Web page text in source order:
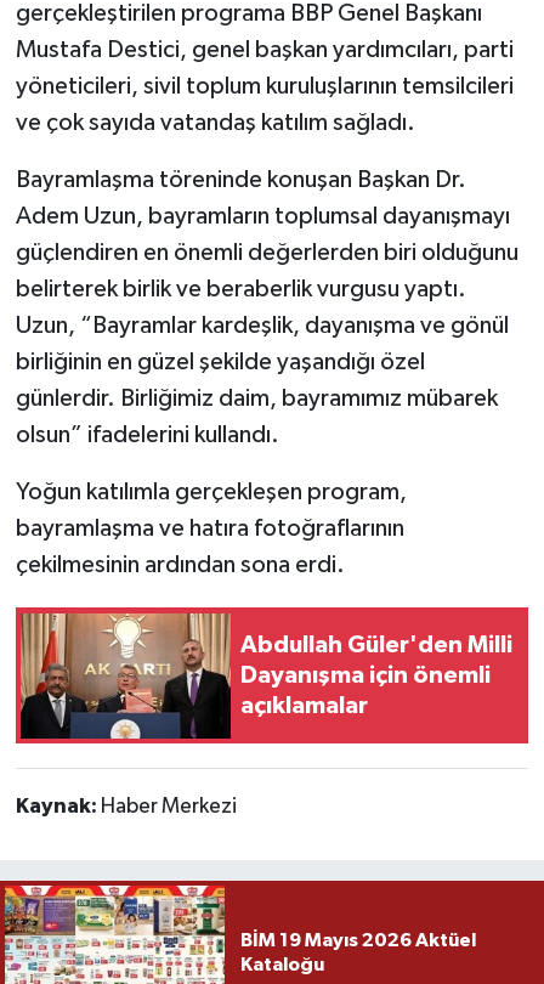
gerçekleştirilen programa BBP Genel Başkanı
Mustafa Destici, genel başkan yardımcıları, parti
yöneticileri, sivil toplum kuruluşlarının temsilcileri
ve çok sayıda vatandaş katılım sağladı.
Bayramlaşma töreninde konuşan Başkan Dr.
Adem Uzun, bayramların toplumsal dayanışmayı
güçlendiren en önemli değerlerden biri olduğunu
belirterek birlik ve beraberlik vurgusu yaptı.
Uzun, “Bayramlar kardeşlik, dayanışma ve gönül
birliğinin en güzel şekilde yaşandığı özel
günlerdir. Birliğimiz daim, bayramımız mübarek
olsun” ifadelerini kullandı.
Yoğun katılımla gerçekleşen program,
bayramlaşma ve hatıra fotoğraflarının
çekilmesinin ardından sona erdi.
Abdullah Güler'den Milli
Dayanışma için önemli
açıklamalar
Kaynak: Haber Merkezi
BİM 19 Mayıs 2026 Aktüel
Kataloğu